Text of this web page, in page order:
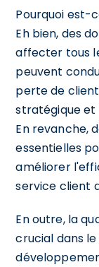
Pourquoi est-
Eh bien, des
affecter tous
peuvent
perte de
stratégique et
En revanche,
essentielles
améliorer
service client
En outre, la
crucial dans